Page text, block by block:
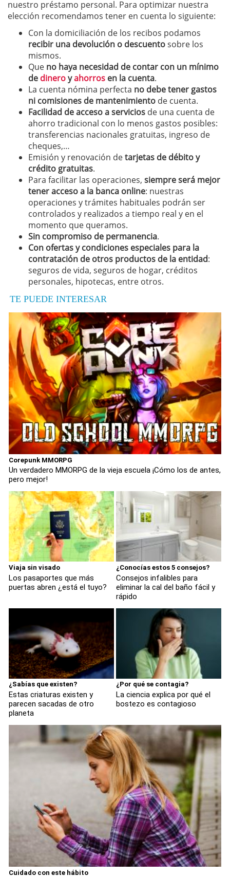
nuestro préstamo personal. Para optimizar nuestra
elección recomendamos tener en cuenta lo siguiente:
Con la domiciliación de los recibos podamos
recibir una devolución o descuentosobre los
mismos.
Que no haya necesidad de contar con un mínimo
de dineroyahorros en la cuenta.
La cuenta nómina perfecta no debe tener gastos
ni comisiones de mantenimiento de cuenta.
Facilidad de acceso a servicios de una cuenta de
ahorro tradicional con lo menos gastos posibles:
transferencias nacionales gratuitas, ingreso de
cheques,…
Emisión y renovación detarjetas de débito y
crédito gratuitas.
Para facilitar las operaciones, siempre será mejor
tener acceso a la banca online: nuestras
operaciones y trámites habituales podrán ser
controlados y realizados a tiempo real y en el
momento que queramos.
Sin compromiso de permanencia.
Con ofertas y condiciones especiales para la
contratación de otros productos de la entidad:
seguros de vida, seguros de hogar, créditos
personales, hipotecas, entre otros.
TE PUEDE INTERESAR
Corepunk MMORPG
Un verdadero MMORPG de la vieja escuela ¡Cómo los de antes,
pero mejor!
Viaja sin visado
Los pasaportes que más
puertas abren ¿está el tuyo?
¿Conocías estos 5 consejos?
Consejos infalibles para
eliminar la cal del baño fácil y
rápido
¿Sabías que existen?
Estas criaturas existen y
parecen sacadas de otro
planeta
¿Por qué se contagia?
La ciencia explica por qué el
bostezo es contagioso
Cuidado con este hábito